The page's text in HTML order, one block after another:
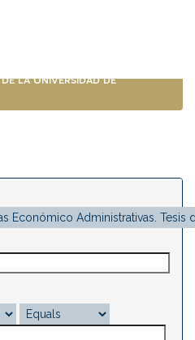
la Universidad de